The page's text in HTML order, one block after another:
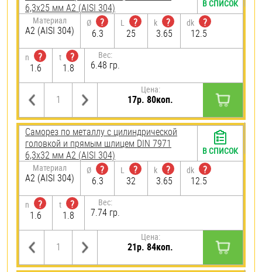
6,3х25 мм А2 (AISI 304)
Материал
А2 (AISI 304)
Ø
?
6.3
L
?
25
k
?
3.65
dk
?
12.5
n
?
1.6
t
?
1.8
Вес:
6.48 гр.
Цена:
17р. 80коп.
В СПИСОК
Саморез по металлу с цилиндрической
головкой и прямым шлицем DIN 7971
6,3х32 мм А2 (AISI 304)
Материал
А2 (AISI 304)
Ø
?
6.3
L
?
32
k
?
3.65
dk
?
12.5
n
?
1.6
t
?
1.8
Вес:
7.74 гр.
Цена:
21р. 84коп.
В СПИСОК